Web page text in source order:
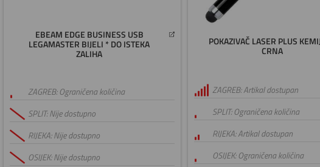
EBEAM EDGE BUSINESS USB
LEGAMASTER BIJELI * DO ISTEKA
ZALIHA
ZAGREB: Ograničena količina
SPLIT: Nije dostupno
RIJEKA: Nije dostupno
OSIJEK: Nije dostupno
POKAZIVAČ LASER PLUS
CRNA
ZAGREB: Artikal dostupan
SPLIT: Ograničena količina
RIJEKA: Artikal dostupan
OSIJEK: Ograničena količina